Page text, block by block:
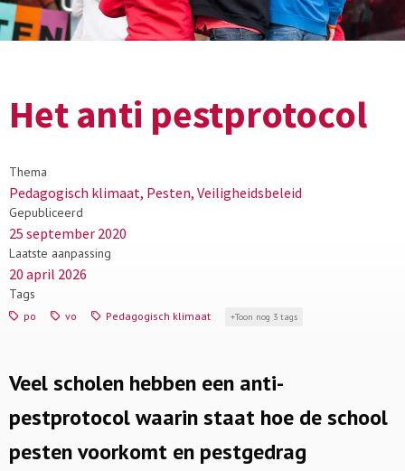
Het anti pestprotocol
Thema
Pedagogisch klimaat, Pesten, Veiligheidsbeleid
Gepubliceerd
25 september 2020
Laatste aanpassing
20 april 2026
Tags
po vo Pedagogisch klimaat Toon nog 3 tags
Veel scholen hebben een anti-
pestprotocol waarin staat hoe de school
pesten voorkomt en pestgedrag